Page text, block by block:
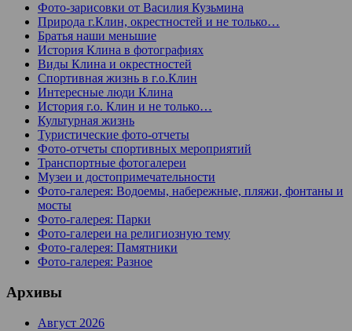
Фото-зарисовки от Василия Кузьмина
Природа г.Клин, окрестностей и не только…
Братья наши меньшие
История Клина в фотографиях
Виды Клина и окрестностей
Спортивная жизнь в г.о.Клин
Интересные люди Клина
История г.о. Клин и не только…
Культурная жизнь
Туристические фото-отчеты
Фото-отчеты спортивных мероприятий
Транспортные фотогалереи
Музеи и достопримечательности
Фото-галерея: Водоемы, набережные, пляжи, фонтаны и
мосты
Фото-галерея: Парки
Фото-галереи на религиозную тему
Фото-галерея: Памятники
Фото-галерея: Разное
Архивы
Август 2026